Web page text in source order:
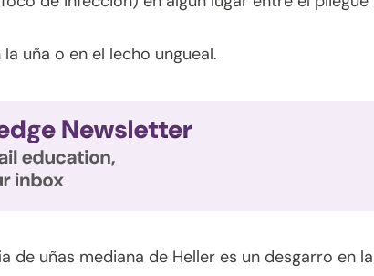
uña o en el lecho ungueal.
de uñas mediana de Heller es un desgarro en